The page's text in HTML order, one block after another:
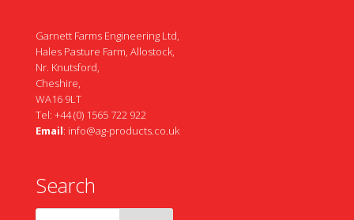
Garnett Farms Engineering Ltd,
Hales Pasture Farm, Allostock,
Nr. Knutsford,
Cheshire,
WA16 9LT
Tel: +44 (0) 1565 722 922
Email: info@ag-products.co.uk
Search